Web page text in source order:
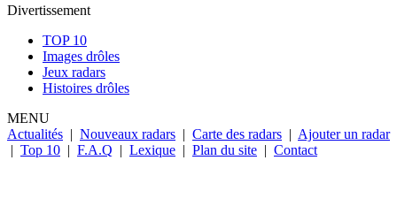
Divertissement
TOP 10
Images drôles
Jeux radars
Histoires drôles
MENU
Actualités | Nouveaux radars | Carte des radars | Ajouter un radar
| Top 10 | F.A.Q | Lexique | Plan du site | Contact